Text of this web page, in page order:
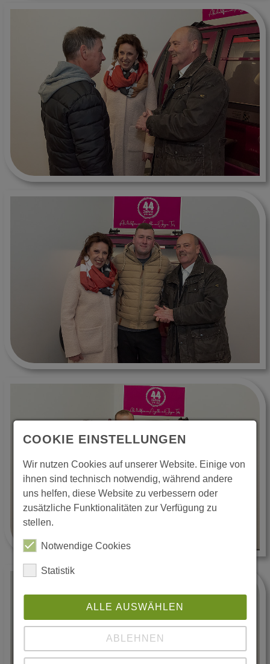
COOKIE EINSTELLUNGEN
Wir nutzen Cookies auf unserer Website. Einige von
ihnen sind technisch notwendig, während andere
uns helfen, diese Website zu verbessern oder
zusätzliche Funktionalitäten zur Verfügung zu
stellen.
Notwendige Cookies
Statistik
ALLE AUSWÄHLEN
ABLEHNEN